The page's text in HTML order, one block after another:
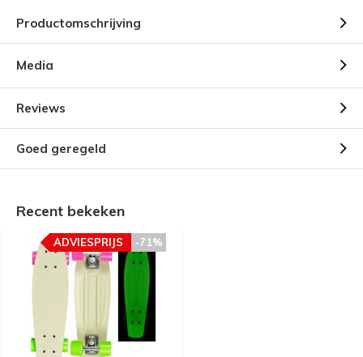
Productomschrijving
Media
Reviews
Goed geregeld
Recent bekeken
-71%
ADVIESPRIJS